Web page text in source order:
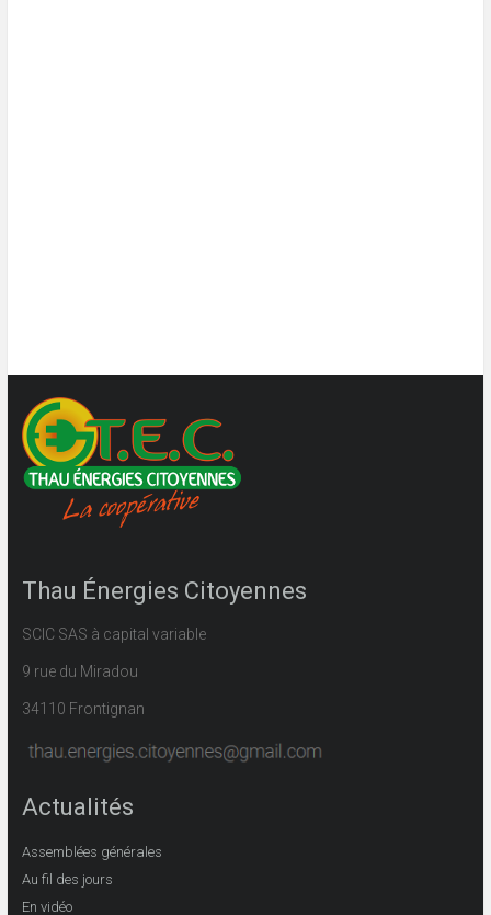
Thau Énergies Citoyennes
SCIC SAS à capital variable
9 rue du Miradou
34110 Frontignan
Actualités
Assemblées générales
Au fil des jours
En vidéo